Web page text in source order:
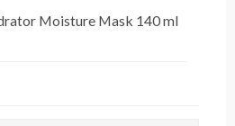
Moisture Mask 140 ml